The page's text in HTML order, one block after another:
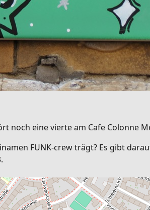
noch eine vierte am Cafe Colonne
FUNK-crew trägt? Es gibt